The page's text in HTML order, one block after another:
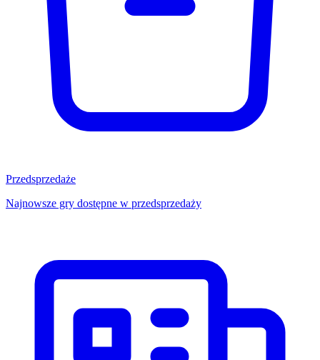
Przedsprzedaże
Najnowsze gry dostępne w przedsprzedaży